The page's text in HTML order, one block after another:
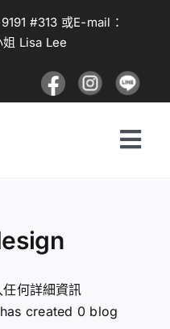
#313 或E-mail：
姐 Lisa Lee
何詳細資訊
created 0 blog